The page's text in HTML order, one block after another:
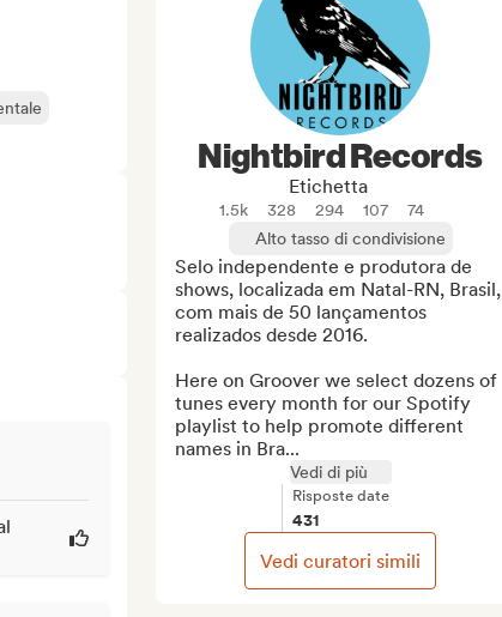
Nightbird Records
Etichetta
1.5k 328 294 107
74
Alto tasso di condivisione
Selo independente e produtora de
shows, localizada em Natal-RN, Brasil,
com mais de 50 lançamentos
realizados desde 2016.
Here on Groover we select dozens of
tunes every month for our Spotify
playlist to help promote different
names in Bra...
Vedi di più
Risposte date
431
Vedi curatori simili